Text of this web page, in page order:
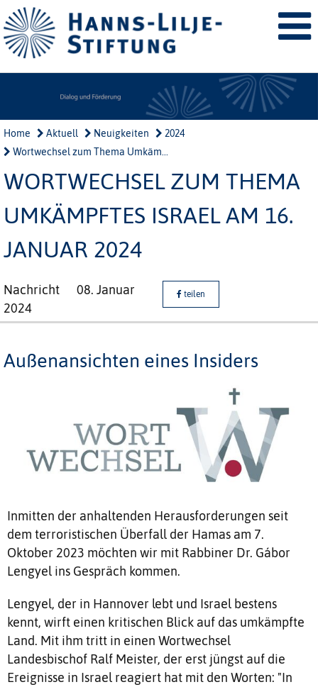
Home Aktuell Neuigkeiten
2024
Wortwechsel zum Thema Umkäm...
WORTWECHSEL ZUM THEMA
UMKÄMPFTES ISRAEL AM 16.
JANUAR 2024
Nachricht
08. Januar
2024
teilen
Außenansichten eines Insiders
Inmitten der anhaltenden Herausforderungen seit
dem terroristischen Überfall der Hamas am 7.
Oktober 2023 möchten wir mit Rabbiner Dr. Gábor
Lengyel ins Gespräch kommen.
Lengyel, der in Hannover lebt und Israel bestens
kennt, wirft einen kritischen Blick auf das umkämpfte
Land. Mit ihm tritt in einen Wortwechsel
Landesbischof Ralf Meister, der erst jüngst auf die
Ereignisse in Israel reagiert hat mit den Worten: "In